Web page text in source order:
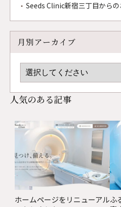
Seeds Clinic新宿三丁目から
月別アーカイブ
人気のある記事
ホームページをリニューアルふ